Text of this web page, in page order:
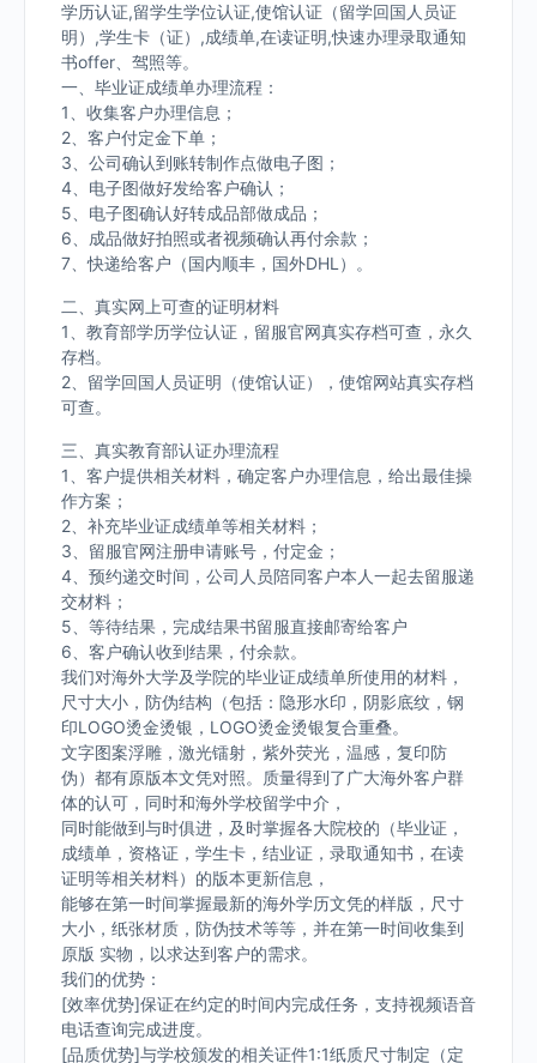
学历认证,留学生学位认证,使馆认证（留学回国人员证
明）,学生卡（证）,成绩单,在读证明,快速办理录取通知
书offer、驾照等。
一、毕业证成绩单办理流程：
1、收集客户办理信息；
2、客户付定金下单；
3、公司确认到账转制作点做电子图；
4、电子图做好发给客户确认；
5、电子图确认好转成品部做成品；
6、成品做好拍照或者视频确认再付余款；
7、快递给客户（国内顺丰，国外DHL）。
二、真实网上可查的证明材料
1、教育部学历学位认证，留服官网真实存档可查，永久
存档。
2、留学回国人员证明（使馆认证），使馆网站真实存档
可查。
三、真实教育部认证办理流程
1、客户提供相关材料，确定客户办理信息，给出最佳操
作方案；
2、补充毕业证成绩单等相关材料；
3、留服官网注册申请账号，付定金；
4、预约递交时间，公司人员陪同客户本人一起去留服递
交材料；
5、等待结果，完成结果书留服直接邮寄给客户
6、客户确认收到结果，付余款。
我们对海外大学及学院的毕业证成绩单所使用的材料，
尺寸大小，防伪结构（包括：隐形水印，阴影底纹，钢
印LOGO烫金烫银，LOGO烫金烫银复合重叠。
文字图案浮雕，激光镭射，紫外荧光，温感，复印防
伪）都有原版本文凭对照。质量得到了广大海外客户群
体的认可，同时和海外学校留学中介，
同时能做到与时俱进，及时掌握各大院校的（毕业证，
成绩单，资格证，学生卡，结业证，录取通知书，在读
证明等相关材料）的版本更新信息，
能够在第一时间掌握最新的海外学历文凭的样版，尺寸
大小，纸张材质，防伪技术等等，并在第一时间收集到
原版 实物，以求达到客户的需求。
我们的优势：
[效率优势]保证在约定的时间内完成任务，支持视频语音
电话查询完成进度。
[品质优势]与学校颁发的相关证件1:1纸质尺寸制定（定